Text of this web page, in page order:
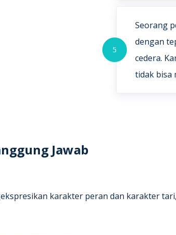
5
Seorang
dengan
cedera.
tidak bisa
Jawab
karakter peran dan karakter